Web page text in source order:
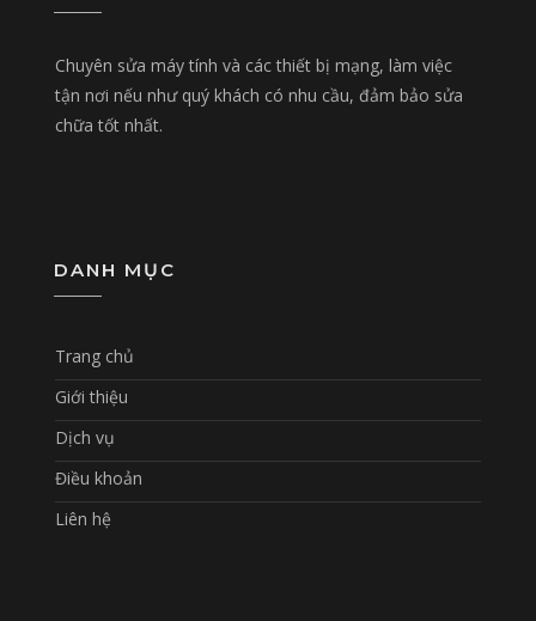
Chuyên sửa máy tính và các thiết bị mạng, làm việc
tận nơi nếu như quý khách có nhu cầu, đảm bảo sửa
chữa tốt nhất.
DANH MỤC
Trang chủ
Giới thiệu
Dịch vụ
Điều khoản
Liên hệ